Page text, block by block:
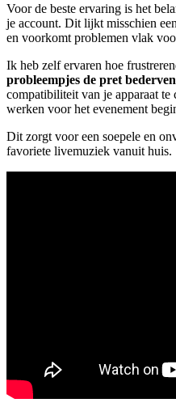
Voor de beste ervaring is het
je account. Dit lijkt misschien
en voorkomt problemen vlak
Ik heb zelf ervaren hoe
probleempjes de pret bederven
compatibiliteit van je apparaat
werken voor het evenement
Dit zorgt voor een soepele en
favoriete livemuziek vanuit huis.